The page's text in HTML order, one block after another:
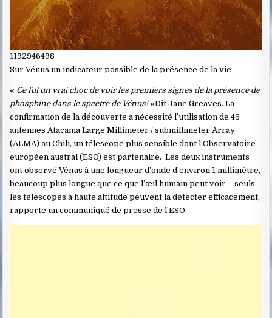
1192946498
Sur Vénus un indicateur possible de la présence de la vie
« Ce fut un vrai choc de voir les premiers signes de la présence de
phosphine dans le spectre de Vénus! «Dit Jane Greaves. La
confirmation de la découverte a nécessité l’utilisation de 45
antennes Atacama Large Millimeter / submillimeter Array
(ALMA) au Chili, un télescope plus sensible dont l’Observatoire
européen austral (ESO) est partenaire. Les deux instruments
ont observé Vénus à une longueur d’onde d’environ 1 millimètre,
beaucoup plus longue que ce que l’œil humain peut voir – seuls
les télescopes à haute altitude peuvent la détecter efficacement,
rapporte un communiqué de presse de l’ESO.